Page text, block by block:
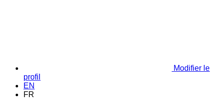
Modifier le
profil
EN
FR